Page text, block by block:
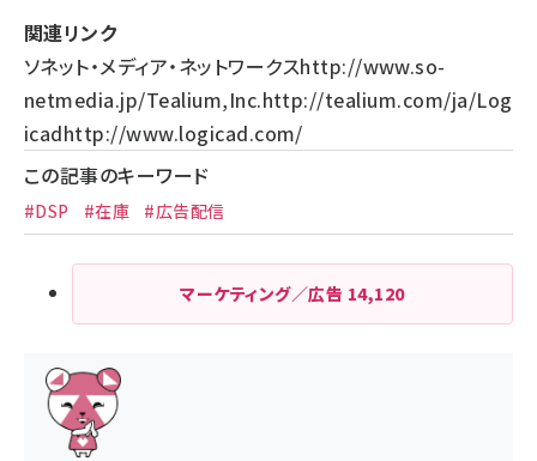
関連リンク
ソネット・メディア・ネットワークスhttp://www.so-
netmedia.jp/Tealium,Inc.http://tealium.com/ja/Log
icadhttp://www.logicad.com/
この記事のキーワード
#DSP #在庫 #広告配信
マーケティング／広告 14,120